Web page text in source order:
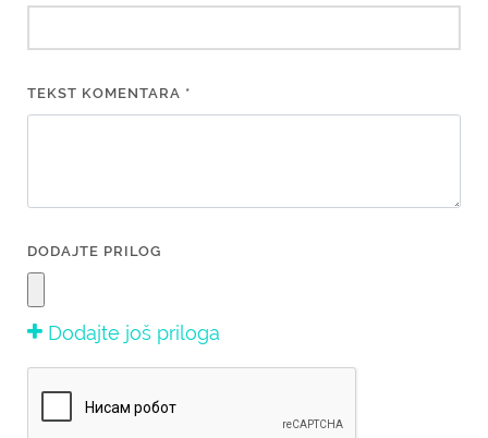
TEKST KOMENTARA *
DODAJTE PRILOG
Dodajte još priloga